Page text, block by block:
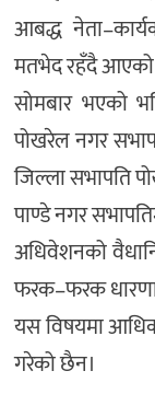
आबद्ध
मतभेद रहँदै आएको
सोमबार भएको
पोखरेल नगर
जिल्ला सभापति
पाण्डे नगर
अधिवेशनको
फरक–फरक धारणा
यस विषयमा
गरेको छैन।